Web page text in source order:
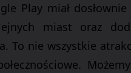
Play miał
miast oraz
To nie wszystkie